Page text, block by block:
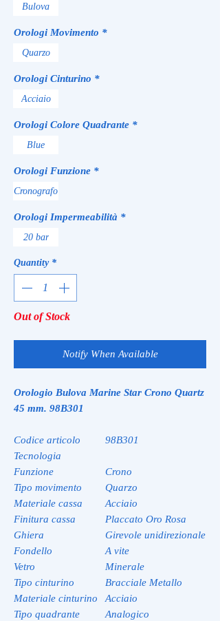
Bulova
Orologi Movimento *
Quarzo
Orologi Cinturino *
Acciaio
Orologi Colore Quadrante *
Blue
Orologi Funzione *
Cronografo
Orologi Impermeabilità *
20 bar
Quantity *
Out of Stock
Notify When Available
Orologio Bulova Marine Star Crono Quartz
45 mm. 98B301
Codice articolo
98B301
Tecnologia
Funzione
Crono
Tipo movimento
Quarzo
Materiale cassa
Acciaio
Finitura cassa
Placcato Oro Rosa
Ghiera
Girevole unidirezionale
Fondello
A vite
Vetro
Minerale
Tipo cinturino
Bracciale Metallo
Materiale cinturino
Acciaio
Tipo quadrante
Analogico